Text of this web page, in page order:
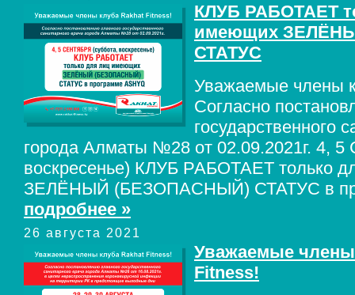
КЛУБ РАБОТАЕТ
имеющих
СТАТУС
Уважаемые члены
Согласно
государственного
города Алматы №28 от 02.09.2021г. 4,
воскресенье) КЛУБ РАБОТАЕТ только
ЗЕЛЁНЫЙ (БЕЗОПАСНЫЙ) СТАТУС в
подробнее »
26 августа 2021
Уважаемые члены
Fitness!